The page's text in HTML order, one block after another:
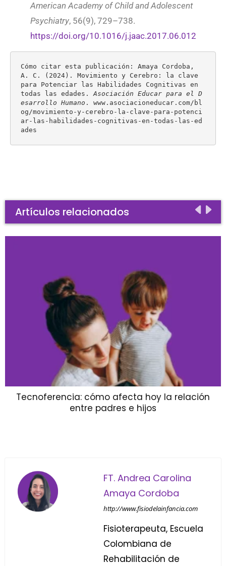
American Academy of Child and Adolescent
Psychiatry, 56(9), 729–738.
https://doi.org/10.1016/j.jaac.2017.06.012
Cómo citar esta publicación: Amaya Cordoba,
A. C. (2024). Movimiento y Cerebro: la clave
para Potenciar las Habilidades Cognitivas en
todas las edades. Asociación Educar para el D
esarrollo Humano . www.asociacioneducar.com/bl
og/movimiento-y-cerebro-la-clave-para-potenci
ar-las-habilidades-cognitivas-en-todas-las-ed
ades
Artículos relacionados
Tecnoferencia: cómo afecta hoy la relación
entre padres e hijos
FT. Andrea Carolina
Amaya Cordoba
http://www.fisiodelainfancia.com
Fisioterapeuta, Escuela
Colombiana de
Rehabilitación de